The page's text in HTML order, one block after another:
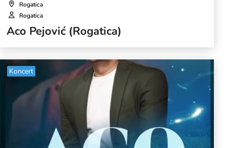
Rogatica
Rogatica
Aco Pejović (Rogatica)
Koncert